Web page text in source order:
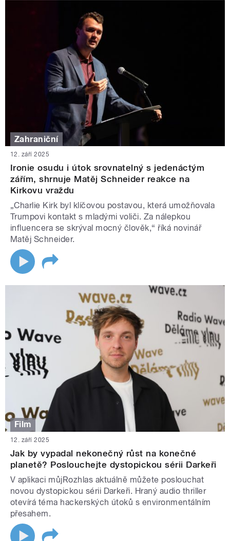
Zahraniční
12. září 2025
Ironie osudu i útok srovnatelný s jedenáctým
zářím, shrnuje Matěj Schneider reakce na
Kirkovu vraždu
„Charlie Kirk byl klíčovou postavou, která umožňovala
Trumpovi kontakt s mladými voliči. Za nálepkou
influencera se skrýval mocný člověk,“ říká novinář
Matěj Schneider.
Film
12. září 2025
Jak by vypadal nekonečný růst na konečné
planetě? Poslouchejte dystopickou sérii Darkeři
V aplikaci můjRozhlas aktuálně můžete poslouchat
novou dystopickou sérii Darkeři. Hraný audio thriller
otevírá téma hackerských útoků s environmentálním
přesahem.